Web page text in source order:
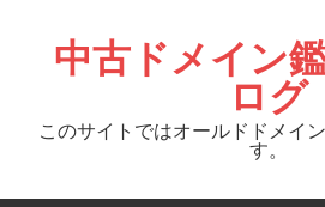
中古ドメイン
ログ
このサイトではオールドドメイ
す。